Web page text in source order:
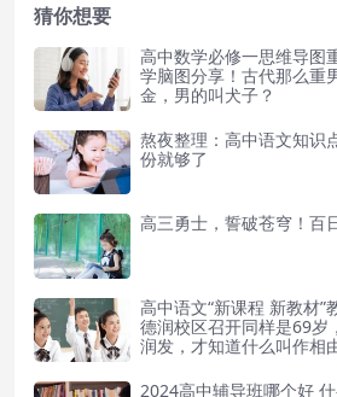
猜你想要
高中数学必修一思维导图
学脑图分享！古代那么重
金，男的叫犬子？
熬夜整理：高中语文知识
份就够了
高三勇士，誓破苍穹！百
高中语文“新课程 新教材”
德润校区召开同样是69岁
润发，才知道什么叫作相
2024高中辅导班哪个好